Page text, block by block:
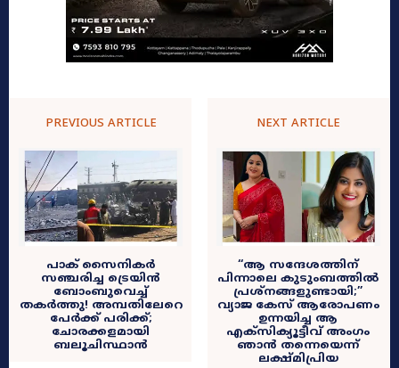
PREVIOUS ARTICLE
പാക് സൈനികർ
സഞ്ചരിച്ച ട്രെയിൻ
ബോംബുവെച്ച്
തകർത്തു! അമ്പതിലേറെ
പേർക്ക് പരിക്ക്;
ചോരക്കളമായി
ബലൂചിസ്ഥാൻ
NEXT ARTICLE
​“ആ സന്ദേശത്തിന്
പിന്നാലെ കുടുംബത്തിൽ
പ്രശ്നങ്ങളുണ്ടായി;”
വ്യാജ കേസ് ആരോപണം
ഉന്നയിച്ച ആ
എക്‌സിക്യൂട്ടീവ് അംഗം
ഞാൻ തന്നെയെന്ന്
ലക്ഷ്മിപ്രിയ